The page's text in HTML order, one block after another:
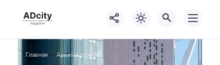
Главная Архитектура 36